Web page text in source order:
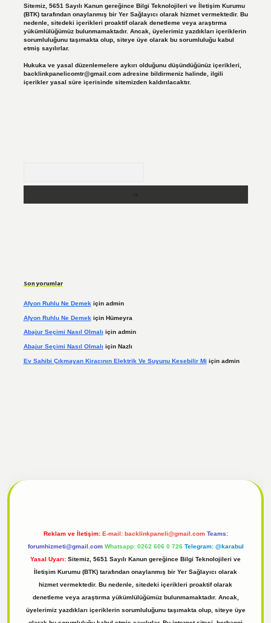
Sitemiz, 5651 Sayılı Kanun gereğince Bilgi Teknolojileri ve İletişim Kurumu
(BTK) tarafından onaylanmış bir Yer Sağlayıcı olarak hizmet vermektedir. Bu
nedenle, sitedeki içerikleri proaktif olarak denetleme veya araştırma
yükümlülüğümüz bulunmamaktadır. Ancak, üyelerimiz yazdıkları içeriklerin
sorumluluğunu taşımakta olup, siteye üye olarak bu sorumluluğu kabul
etmiş sayılırlar.
Hukuka ve yasal düzenlemelere aykırı olduğunu düşündüğünüz içerikleri,
backlinkpanelicomtr@gmail.comadresine bildirmeniz halinde, ilgili
içerikler yasal süre içerisinde sitemizden kaldırılacaktır.
Son yorumlar
Afyon Ruhlu Ne Demek için admin
Afyon Ruhlu Ne Demek için Hümeyra
Abajur Seçimi Nasıl Olmalı için admin
Abajur Seçimi Nasıl Olmalı için Nazlı
Ev Sahibi Çıkmayan Kiracının Elektrik Ve Suyunu Kesebilir Mi için admin
Reklam ve İletişim: E-mail: backlinkpaneli@gmail.com Teams:
forumhizmeti@gmail.com Whatsapp: 0262 606 0 726 Telegram: @karabul
Yasal Uyarı: Sitemiz, 5651 Sayılı Kanun gereğince Bilgi Teknolojileri ve
İletişim Kurumu (BTK) tarafından onaylanmış bir Yer Sağlayıcı olarak
hizmet vermektedir. Bu nedenle, sitedeki içerikleri proaktif olarak
denetleme veya araştırma yükümlülüğümüz bulunmamaktadır. Ancak,
üyelerimiz yazdıkları içeriklerin sorumluluğunu taşımakta olup, siteye üye